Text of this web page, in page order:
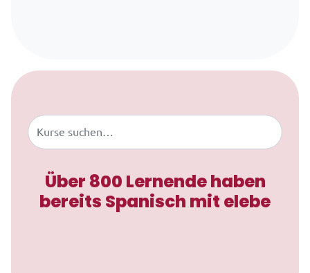
Zum Inhalt springen
Buscar
Über 800 Lernende haben
bereits Spanisch mit elebe